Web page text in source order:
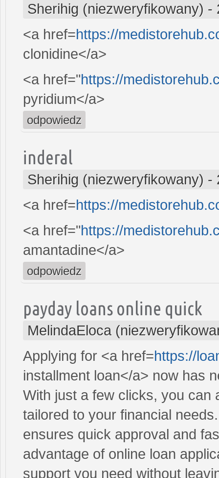
Sherihig (niezweryfikowany) -
<a href=https://
clonidine</a>
<a href="https://
pyridium</a>
odpowiedz
inderal
Sherihig (niezweryfikowany) -
<a href=https://
<a href="https://
amantadine</a>
odpowiedz
payday loans online quick
MelindaEloca
Applying for <a href=https://
installment loan</a> now has
With just a few clicks, you can
tailored to your financial
ensures quick approval and
advantage of online loan
support you need without